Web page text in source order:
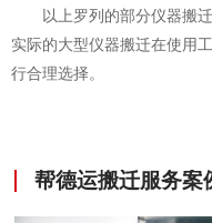
以上罗列的部分仪器搬迁
实际的大型仪器搬迁在使用
行合理选择。
帮德运搬迁服务案